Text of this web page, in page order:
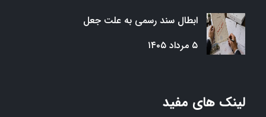
ابطال سند رسمی به علت جعل
۵ مرداد ۱۴۰۵
لینک های مفید